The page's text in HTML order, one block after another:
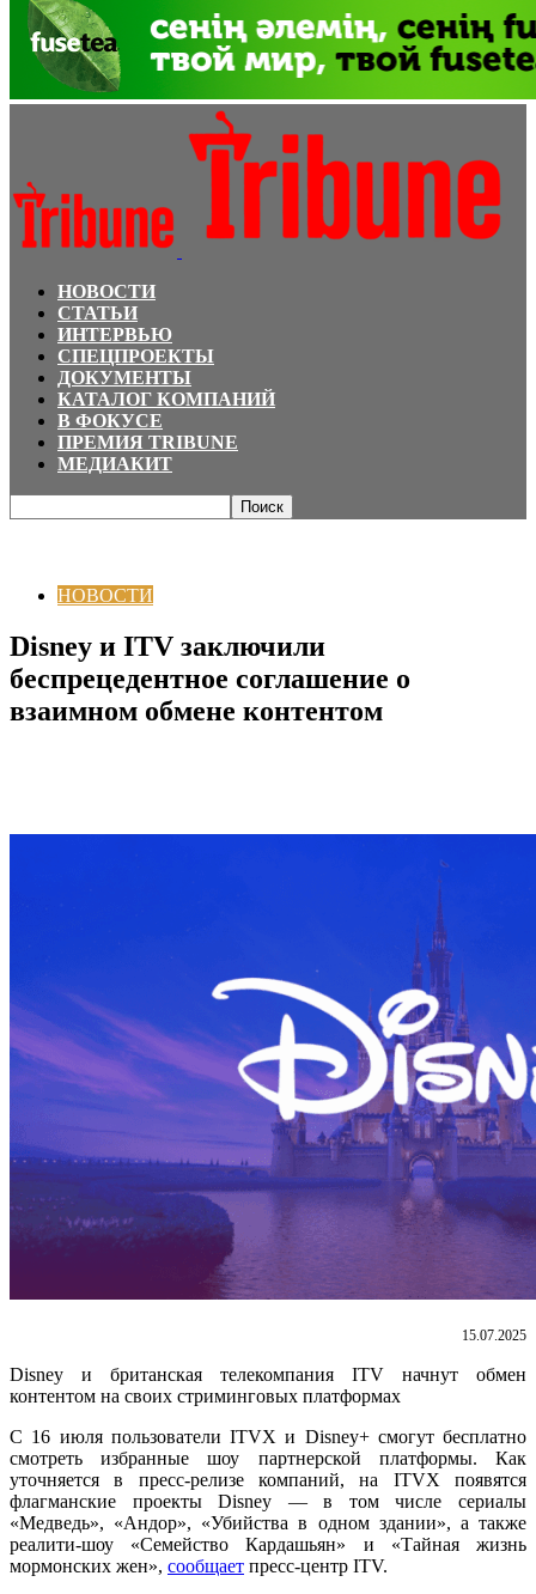
НОВОСТИ
СТАТЬИ
ИНТЕРВЬЮ
СПЕЦПРОЕКТЫ
ДОКУМЕНТЫ
КАТАЛОГ КОМПАНИЙ
В ФОКУСЕ
ПРЕМИЯ TRIBUNE
МЕДИАКИТ
НОВОСТИ
Disney и ITV заключили
беспрецедентное соглашение о
взаимном обмене контентом
15.07.2025
Disney и британская телекомпания ITV начнут обмен
контентом на своих стриминговых платформах
С 16 июля пользователи ITVX и Disney+ смогут бесплатно
смотреть избранные шоу партнерской платформы. Как
уточняется в пресс-релизе компаний, на ITVX появятся
флагманские проекты Disney — в том числе сериалы
«Медведь», «Андор», «Убийства в одном здании», а также
реалити-шоу «Семейство Кардашьян» и «Тайная жизнь
мормонских жен», сообщает пресс-центр ITV.